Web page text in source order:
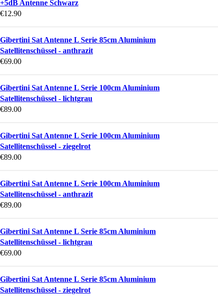
+5dB Antenne Schwarz
€12.90
Gibertini Sat Antenne L Serie 85cm Aluminium
Satellitenschüssel - anthrazit
€69.00
Gibertini Sat Antenne L Serie 100cm Aluminium
Satellitenschüssel - lichtgrau
€89.00
Gibertini Sat Antenne L Serie 100cm Aluminium
Satellitenschüssel - ziegelrot
€89.00
Gibertini Sat Antenne L Serie 100cm Aluminium
Satellitenschüssel - anthrazit
€89.00
Gibertini Sat Antenne L Serie 85cm Aluminium
Satellitenschüssel - lichtgrau
€69.00
Gibertini Sat Antenne L Serie 85cm Aluminium
Satellitenschüssel - ziegelrot